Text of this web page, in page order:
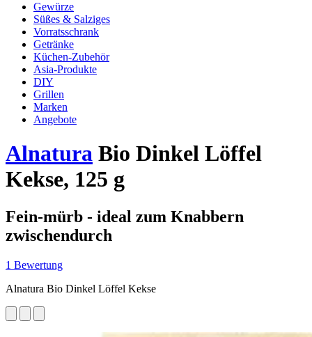
Gewürze
Süßes & Salziges
Vorratsschrank
Getränke
Küchen-Zubehör
Asia-Produkte
DIY
Grillen
Marken
Angebote
Alnatura Bio Dinkel Löffel
Kekse, 125 g
Fein-mürb - ideal zum Knabbern
zwischendurch
1 Bewertung
Alnatura Bio Dinkel Löffel Kekse